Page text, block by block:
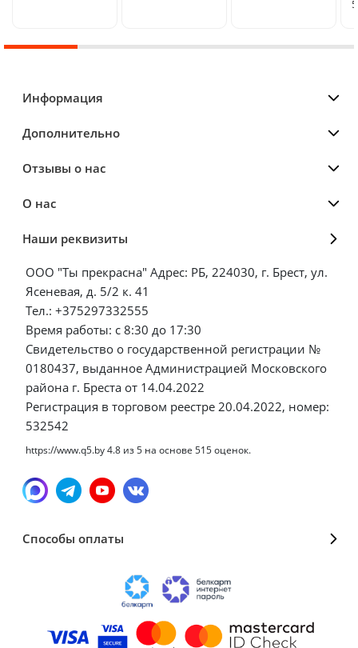
Информация
Дополнительно
Отзывы о нас
О нас
Наши реквизиты
ООО "Ты прекрасна" Адрес: РБ, 224030, г. Брест, ул.
Ясеневая, д. 5/2 к. 41
Тел.: +375297332555
Время работы: с 8:30 до 17:30
Свидетельство о государственной регистрации №
0180437, выданное Администрацией Московского
района г. Бреста от 14.04.2022
Регистрация в торговом реестре 20.04.2022, номер:
532542
https://www.q5.by4.8 из5 на основе 515оценок.
Способы оплаты